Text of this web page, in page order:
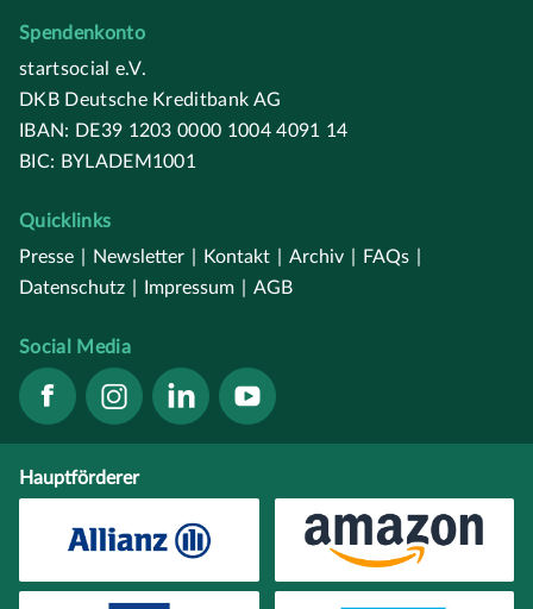
Spendenkonto
startsocial e.V.
DKB Deutsche Kreditbank AG
IBAN: DE39 1203 0000 1004 4091 14
BIC: BYLADEM1001
Quicklinks
Presse
Newsletter Kontakt Archiv FAQs
Datenschutz
Impressum AGB
Social Media
Hauptförderer